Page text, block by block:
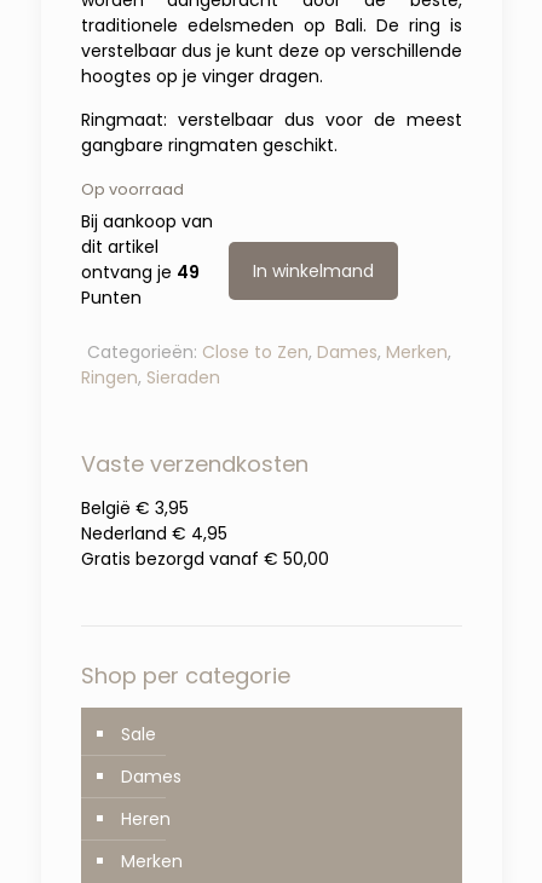
traditionele edelsmeden op Bali. De ring is
verstelbaar dus je kunt deze op verschillende
hoogtes op je vinger dragen.
Ringmaat: verstelbaar dus voor de meest
gangbare ringmaten geschikt.
Op voorraad
Bij aankoop van
dit artikel
ontvang je 49
Punten
In winkelmand
Categorieën: Close to Zen, Dames, Merken,
Ringen, Sieraden
Vaste verzendkosten
België € 3,95
Nederland € 4,95
Gratis bezorgd vanaf € 50,00
Shop per categorie
Sale
Dames
Heren
Merken